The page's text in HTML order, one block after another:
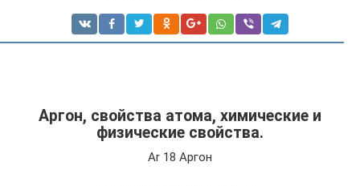
Аргон, свойства атома, химические и
физические свойства.
Ar 18 Аргон